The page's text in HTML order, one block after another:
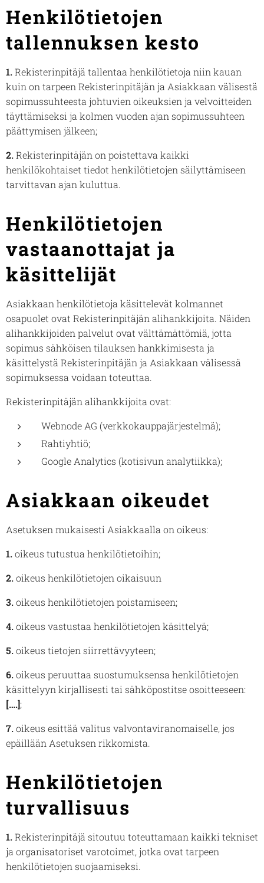
Henkilötietojen
tallennuksen kesto
1.Rekisterinpitäjä tallentaa henkilötietoja niin kauan
kuin on tarpeen Rekisterinpitäjän ja Asiakkaan välisestä
sopimussuhteesta johtuvien oikeuksien ja velvoitteiden
täyttämiseksi ja kolmen vuoden ajan sopimussuhteen
päättymisen jälkeen;
2.Rekisterinpitäjän on poistettava kaikki
henkilökohtaiset tiedot henkilötietojen säilyttämiseen
tarvittavan ajan kuluttua.
Henkilötietojen
vastaanottajat ja
käsittelijät
Asiakkaan henkilötietoja käsittelevät kolmannet
osapuolet ovat Rekisterinpitäjän alihankkijoita. Näiden
alihankkijoiden palvelut ovat välttämättömiä, jotta
sopimus sähköisen tilauksen hankkimisesta ja
käsittelystä Rekisterinpitäjän ja Asiakkaan välisessä
sopimuksessa voidaan toteuttaa.
Rekisterinpitäjän alihankkijoita ovat:
Webnode AG (verkkokauppajärjestelmä);
Rahtiyhtiö;
Google Analytics (kotisivun analytiikka);
Asiakkaan oikeudet
Asetuksen mukaisesti Asiakkaalla on oikeus:
1.oikeus tutustua henkilötietoihin;
2.oikeus henkilötietojen oikaisuun
3.oikeus henkilötietojen poistamiseen;
4.oikeus vastustaa henkilötietojen käsittelyä;
5.oikeus tietojen siirrettävyyteen;
6.oikeus peruuttaa suostumuksensa henkilötietojen
käsittelyyn kirjallisesti tai sähköpostitse osoitteeseen:
[….];
7.oikeus esittää valitus valvontaviranomaiselle, jos
epäillään Asetuksen rikkomista.
Henkilötietojen
turvallisuus
1.Rekisterinpitäjä sitoutuu toteuttamaan kaikki tekniset
ja organisatoriset varotoimet, jotka ovat tarpeen
henkilötietojen suojaamiseksi.